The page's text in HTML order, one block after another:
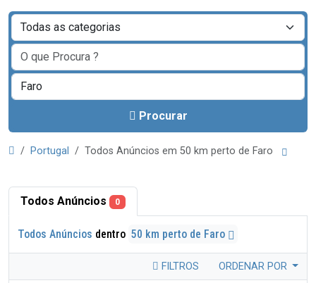
Procurar
Portugal Todos Anúncios em 50 km perto de Faro
Todos Anúncios 0
Todos Anúncios dentro 50 km perto de Faro
FILTROS ORDENAR POR